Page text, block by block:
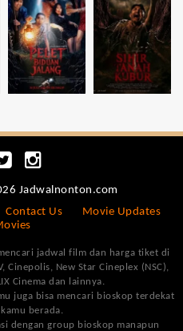
Jadwalnonton.com
Contact Us
Movie Updates
jadwal film dan harga tiket di
Cinepolis, New Star Cineplex (NSC),
Cinema dan lainnya.
juga bisa mencari bioskop terdekat
berada.
dengan group bioskop manapun